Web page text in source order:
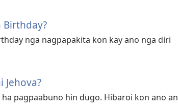
Birthday?
nga nagpapakita kon kay ano nga diri
pagpaabuno hin dugo. Hibaroi kon ano an